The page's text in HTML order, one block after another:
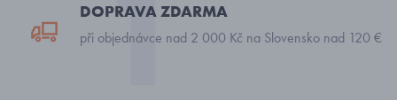
DOPRAVA ZDARMA
při objednávce nad 2 000 Kč na Slovensko nad 120 €